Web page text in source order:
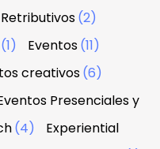
(2)
(1) Eventos(11)
creativos(6)
Presenciales y
(4)
Experiential